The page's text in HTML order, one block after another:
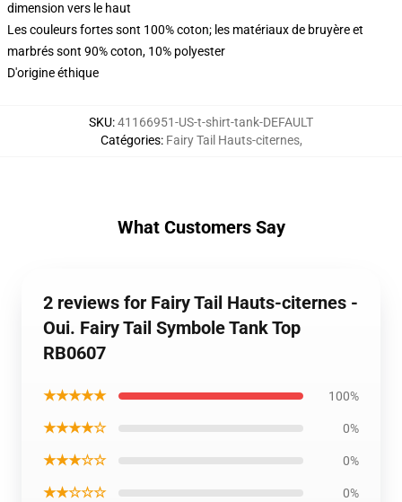
dimension vers le haut
Les couleurs fortes sont 100% coton; les matériaux de bruyère et
marbrés sont 90% coton, 10% polyester
D'origine éthique
SKU:41166951-US-t-shirt-tank-DEFAULT
Catégories: Fairy Tail Hauts-citernes,
What Customers Say
2 reviews for Fairy Tail Hauts-citernes -
Oui. Fairy Tail Symbole Tank Top
RB0607
★★★★★ 100%
★★★★☆ 0%
★★★☆☆ 0%
★★☆☆☆ 0%